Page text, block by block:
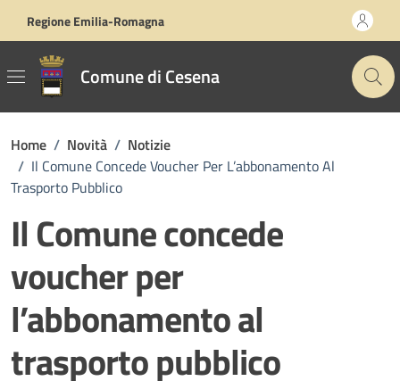
Regione Emilia-Romagna
Comune di Cesena
Home / Novità / Notizie
/ Il Comune Concede Voucher Per L’abbonamento Al
Trasporto Pubblico
Il Comune concede
voucher per
l’abbonamento al
trasporto pubblico